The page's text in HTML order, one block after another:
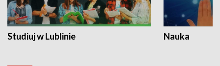
Studiuj w Lublinie Nauka